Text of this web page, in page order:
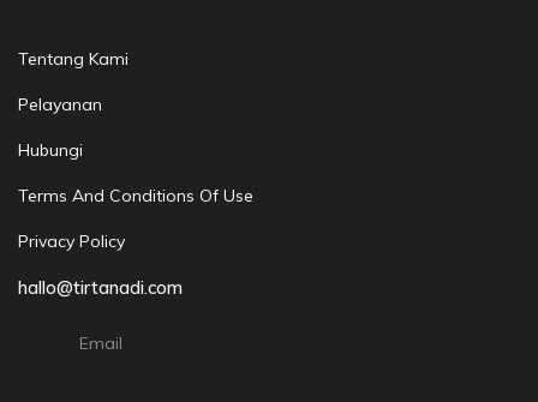
Tentang Kami
Pelayanan
Hubungi
Terms And Conditions Of Use
Privacy Policy
hallo@tirtanadi.com
Email